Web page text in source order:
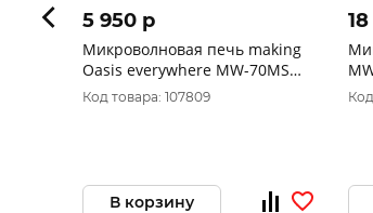
5 950 p
Микроволновая печь making
Oasis everywhere MW-70MS
(10323010/200423/3031893,
КИТАЙ )
Код товара: 107809
В корзину